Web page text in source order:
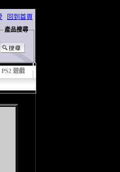
回到首頁
產品搜尋
PS2 遊戲